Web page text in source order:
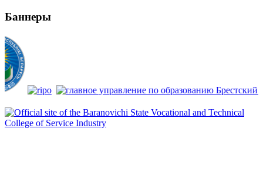
Баннеры